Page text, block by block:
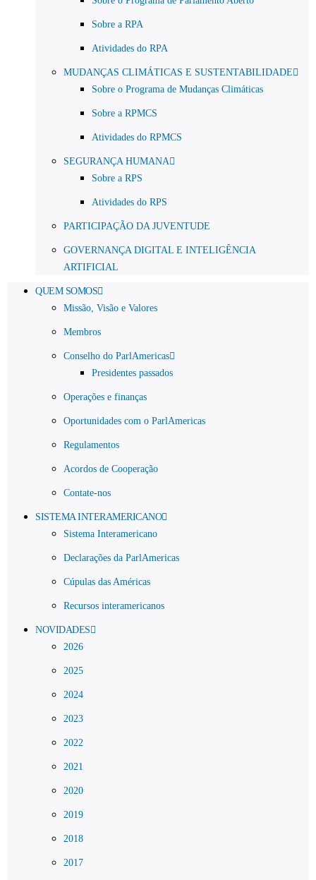
Sobre a RPA
Atividades do RPA
MUDANÇAS CLIMÁTICAS E SUSTENTABILIDADE
Sobre o Programa de Mudanças Climáticas
Sobre a RPMCS
Atividades do RPMCS
SEGURANÇA HUMANA
Sobre a RPS
Atividades do RPS
PARTICIPAÇÃO DA JUVENTUDE
GOVERNANÇA DIGITAL E INTELIGÊNCIA
ARTIFICIAL
QUEM SOMOS
Missão, Visão e Valores
Membros
Conselho do ParlAmericas
Presidentes passados
Operações e finanças
Oportunidades com o ParlAmericas
Regulamentos
Acordos de Cooperação
Contate-nos
SISTEMA INTERAMERICANO
Sistema Interamericano
Declarações da ParlAmericas
Cúpulas das Américas
Recursos interamericanos
NOVIDADES
2026
2025
2024
2023
2022
2021
2020
2019
2018
2017